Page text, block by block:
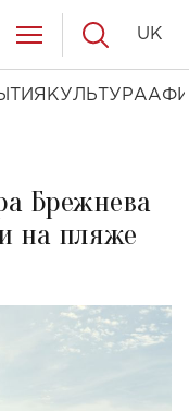
КУЛЬТУРА
UK
Брежнева
на пляже